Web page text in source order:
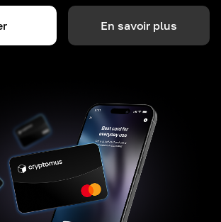
En savoir plus